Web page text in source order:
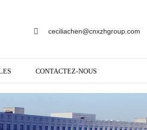
ceciliachen@cnxzhgroup.com
CONTACTEZ-NOUS